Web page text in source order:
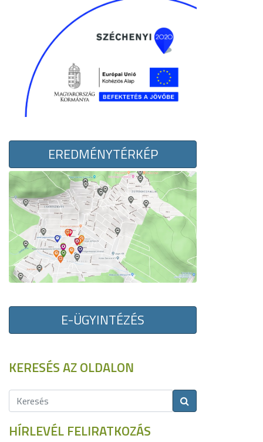
EREDMÉNYTÉRKÉP
E-ÜGYINTÉZÉS
KERESÉS AZ OLDALON
HÍRLEVÉL FELIRATKOZÁS